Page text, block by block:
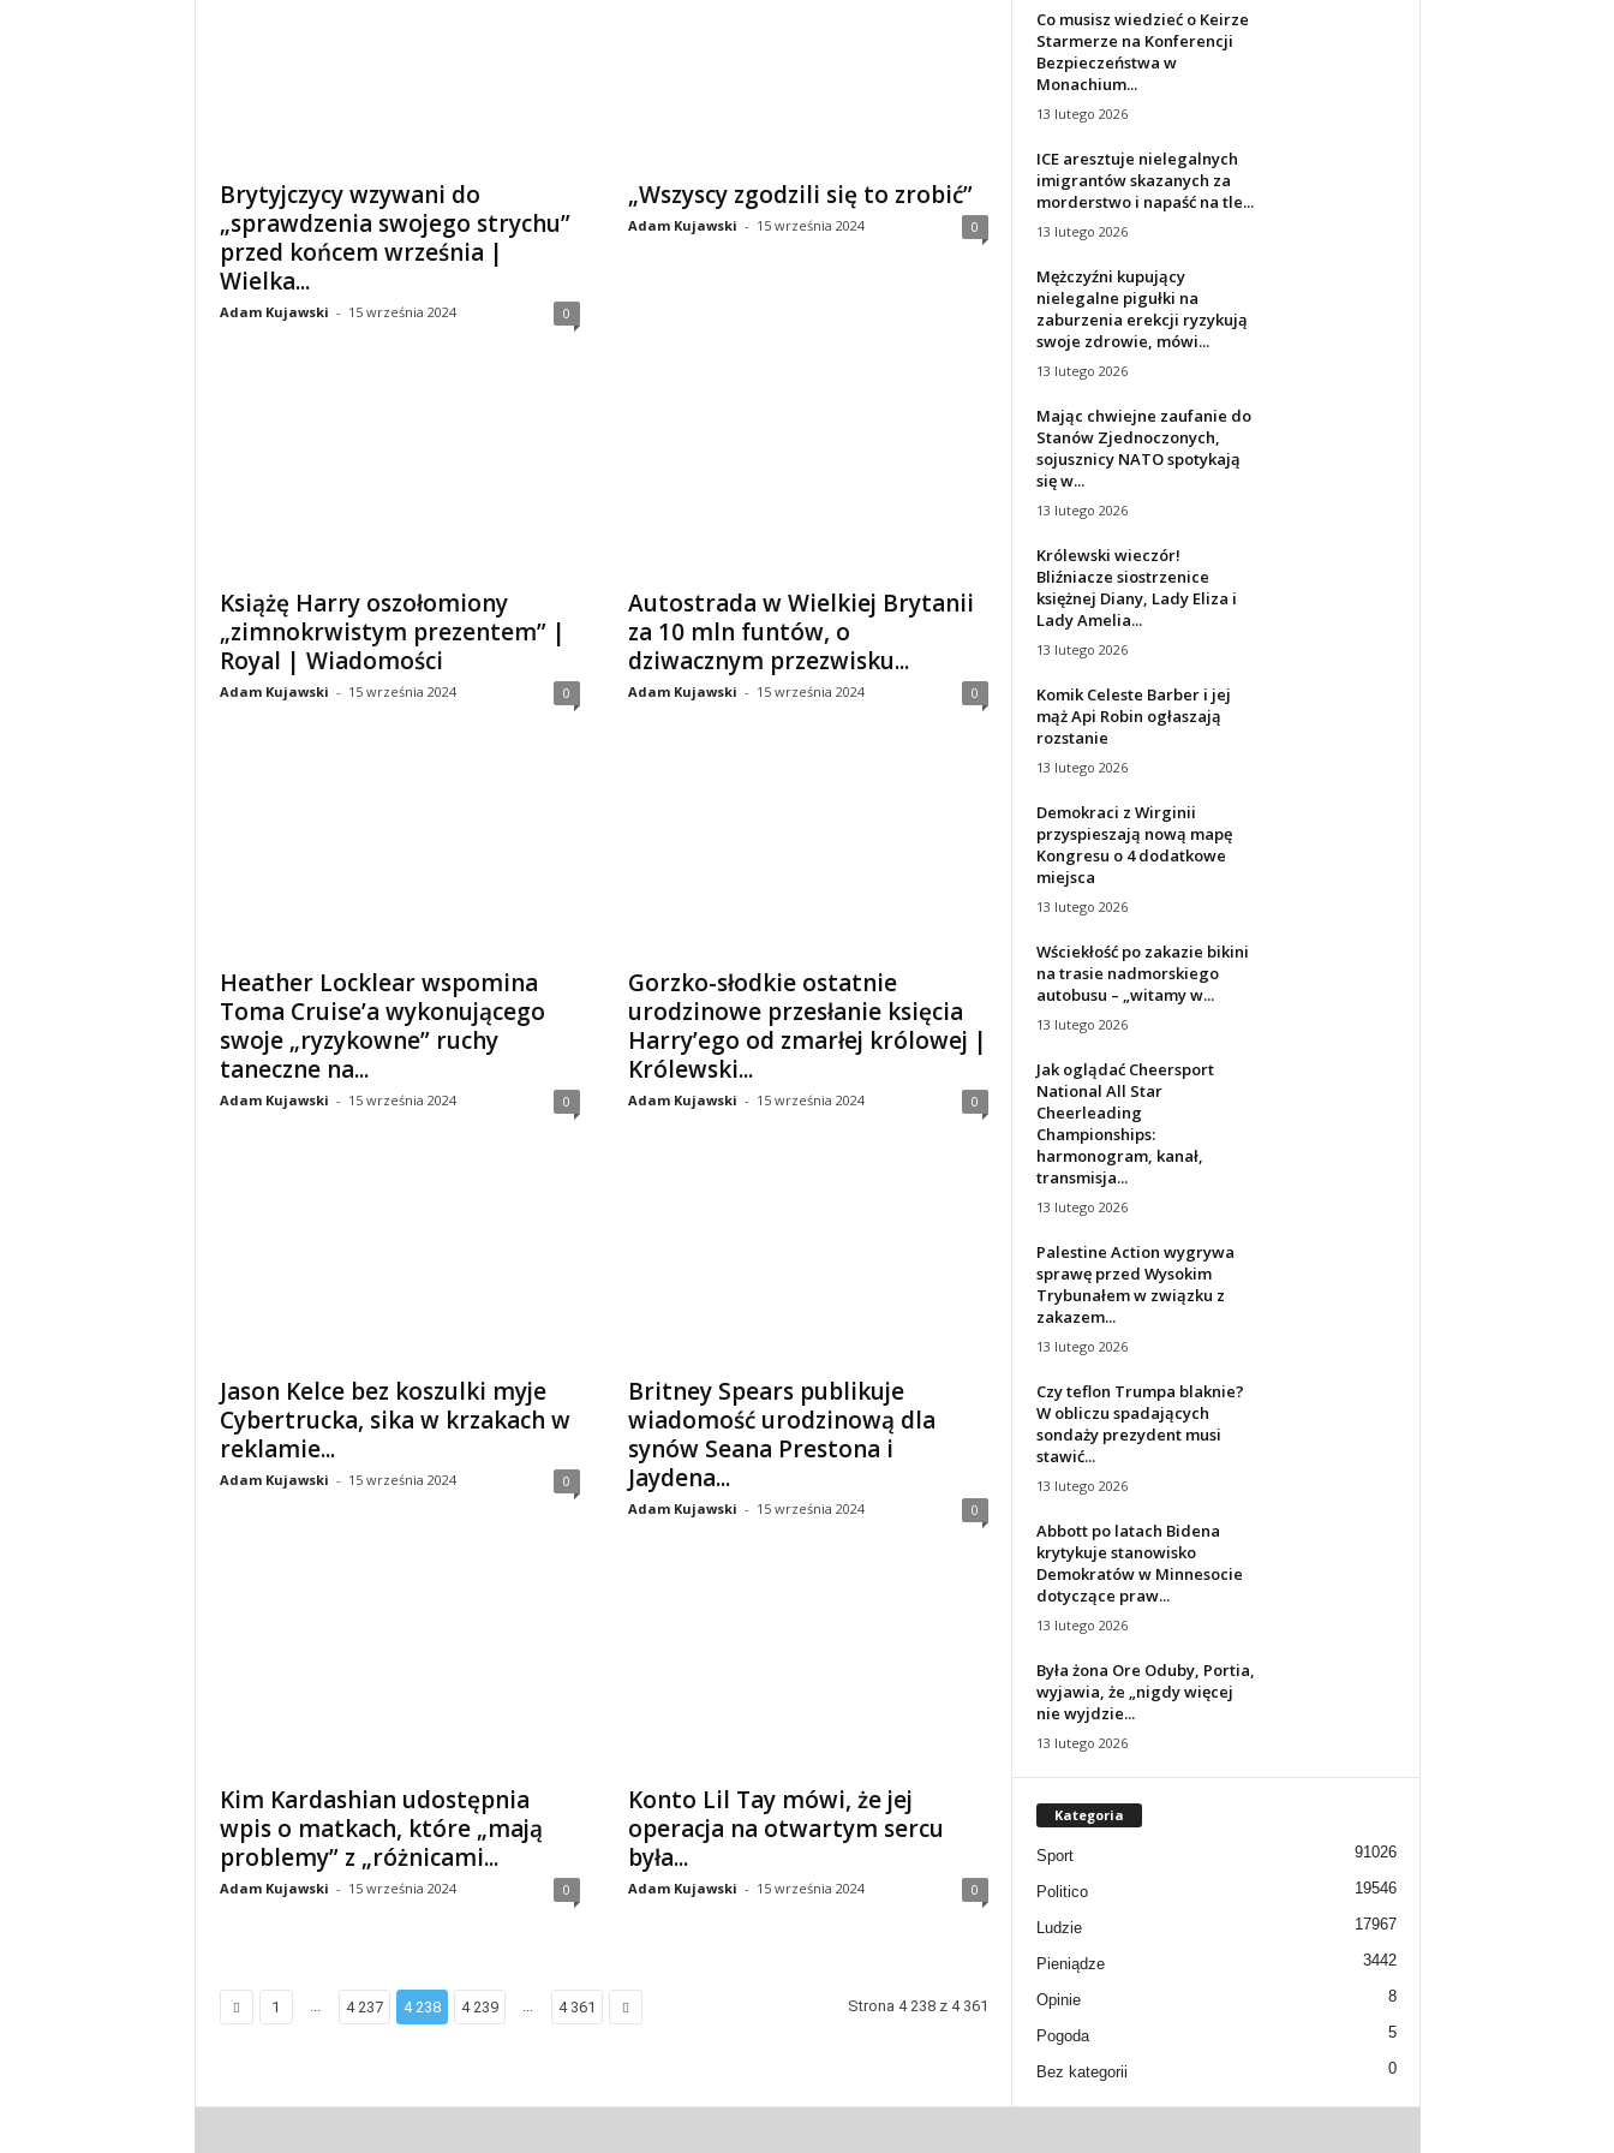
Brytyjczycy wzywani do
„sprawdzenia swojego strychu”
przed końcem września |
Wielka...
Adam Kujawski - 15 września 2024 0
„Wszyscy zgodzili się to zrobić”
Adam Kujawski - 15 września 2024 0
Książę Harry oszołomiony
„zimnokrwistym prezentem” |
Royal | Wiadomości
Adam Kujawski - 15 września 2024 0
Autostrada w Wielkiej Brytanii
za 10 mln funtów, o
dziwacznym przezwisku...
Adam Kujawski - 15 września 2024 0
Heather Locklear wspomina
Toma Cruise’a wykonującego
swoje „ryzykowne” ruchy
taneczne na...
Adam Kujawski - 15 września 2024 0
Gorzko-słodkie ostatnie
urodzinowe przesłanie księcia
Harry’ego od zmarłej królowej |
Królewski...
Adam Kujawski - 15 września 2024 0
Jason Kelce bez koszulki myje
Cybertrucka, sika w krzakach w
reklamie...
Adam Kujawski - 15 września 2024 0
Britney Spears publikuje
wiadomość urodzinową dla
synów Seana Prestona i
Jaydena...
Adam Kujawski - 15 września 2024 0
Kim Kardashian udostępnia
wpis o matkach, które „mają
problemy” z „różnicami...
Adam Kujawski - 15 września 2024 0
Konto Lil Tay mówi, że jej
operacja na otwartym sercu
była...
Adam Kujawski - 15 września 2024 0
1 ... 4 237 4 238 4 239 ... 4 361 Strona 4 238 z 4 361
Co musisz wiedzieć o Keirze
Starmerze na Konferencji
Bezpieczeństwa w
Monachium...
13 lutego 2026
ICE aresztuje nielegalnych
imigrantów skazanych za
morderstwo i napaść na tle...
13 lutego 2026
Mężczyźni kupujący
nielegalne pigułki na
zaburzenia erekcji ryzykują
swoje zdrowie, mówi...
13 lutego 2026
Mając chwiejne zaufanie do
Stanów Zjednoczonych,
sojusznicy NATO spotykają
się w...
13 lutego 2026
Królewski wieczór!
Bliźniacze siostrzenice
księżnej Diany, Lady Eliza i
Lady Amelia...
13 lutego 2026
Komik Celeste Barber i jej
mąż Api Robin ogłaszają
rozstanie
13 lutego 2026
Demokraci z Wirginii
przyspieszają nową mapę
Kongresu o 4 dodatkowe
miejsca
13 lutego 2026
Wściekłość po zakazie bikini
na trasie nadmorskiego
autobusu – „witamy w...
13 lutego 2026
Jak oglądać Cheersport
National All Star
Cheerleading
Championships:
harmonogram, kanał,
transmisja...
13 lutego 2026
Palestine Action wygrywa
sprawę przed Wysokim
Trybunałem w związku z
zakazem...
13 lutego 2026
Czy teflon Trumpa blaknie?
W obliczu spadających
sondaży prezydent musi
stawić...
13 lutego 2026
Abbott po latach Bidena
krytykuje stanowisko
Demokratów w Minnesocie
dotyczące praw...
13 lutego 2026
Była żona Ore Oduby, Portia,
wyjawia, że ​​„nigdy więcej
nie wyjdzie...
13 lutego 2026
Kategoria
Sport 91026
Politico 19546
Ludzie 17967
Pieniądze 3442
Opinie 8
Pogoda 5
Bez kategorii 0